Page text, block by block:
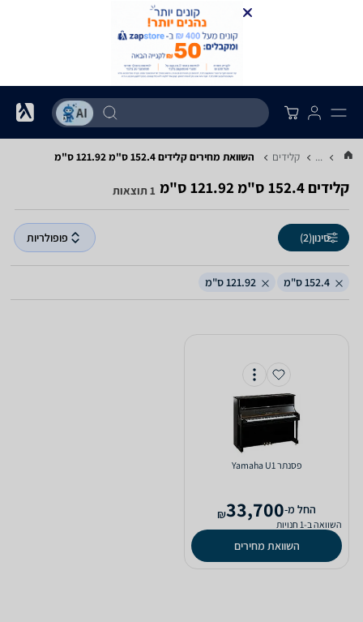
... קלידים השוואת מחירים קלידים ‏152.4 ‏ס"מ ‏121.92 ‏ס"מ
קלידים ‏152.4 ‏ס"מ ‏121.92 ‏ס"מ 1 תוצאות
סינון(2) פופולריות
152.4 ס"מ 121.92 ס"מ
‏פסנתר Yamaha U1
‫החל מ-33,700
₪
השוואה ב-1 חנויות
השוואת מחירים